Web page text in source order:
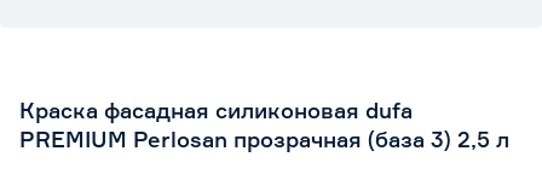
Краска фасадная силиконовая dufa
PREMIUM Perlosan прозрачная (база 3) 2,5 л